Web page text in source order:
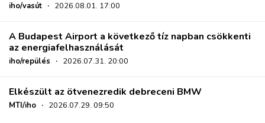
iho/vasút · 2026.08.01. 17:00
A Budapest Airport a következő tíz napban csökkenti
az energiafelhasználását
iho/repülés · 2026.07.31. 20:00
Elkészült az ötvenezredik debreceni BMW
MTI/iho · 2026.07.29. 09:50